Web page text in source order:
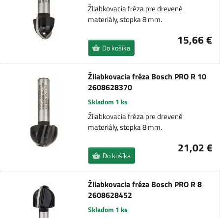
Žliabkovacia fréza pre drevené
materiály, stopka 8 mm.
15,66 €
Do košíka
Žliabkovacia fréza Bosch PRO R 10
2608628370
Skladom 1 ks
Žliabkovacia fréza pre drevené
materiály, stopka 8 mm.
21,02 €
Do košíka
Žliabkovacia fréza Bosch PRO R 8
2608628452
Skladom 1 ks